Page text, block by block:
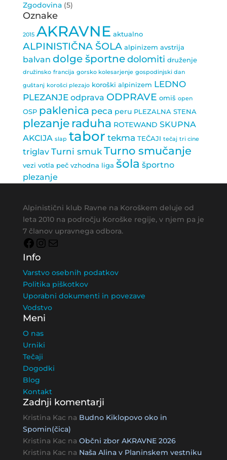
Zgodovina(5)
Oznake
2015 AKRAVNE aktualno
ALPINISTIČNA ŠOLA alpinizem avstrija
balvan dolge športnedolomiti druženje
družinsko francija gorsko kolesarjenje gospodinjski dan
guštanj korošci plezajo koroški alpinizem LEDNO
PLEZANJE odprava ODPRAVE omiš open
OSP paklenica peca peru PLEZALNA STENA
plezanje raduha ROTEWAND SKUPNA
AKCIJA slap tabor tekma TEČAJI tečaj tri cine
triglav Turni smuk Turno smučanje
vezi votla peč vzhodna liga šola športno
plezanje
Alpinistični klub Ravne na Koroškem deluje od
leta 2010 na področju Koroške regije, v njem pa je
7 članov upravnega odbora.
Facebook
Instagram
Info
Varstvo osebnih podatkov
Politika piškotkov
Uporabni dokumenti in povezave
Vodstvo
Meni
O nas
Urniki
Tečaji
Dogodki
Blog
Kontakt
Zadnji komentarji
Kristina Kac na Budno Kiklopovo oko in
Spomin(čica)
Kristina Kac na Občni zbor AKRAVNE 2026
Kristina Kac na Naša Alina v Planinskem vestniku